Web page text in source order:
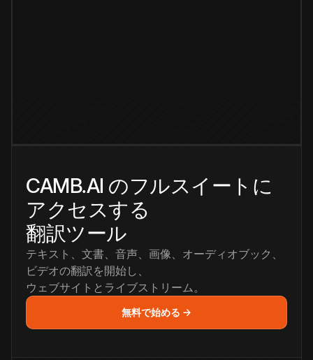
CAMB.AI のフルスイートに
アクセスする
翻訳ツール
テキスト、文書、音声、画像、オーディオブック、
ビデオの翻訳を開始し、
ウェブサイトとライブストリーム。
無料で始める →